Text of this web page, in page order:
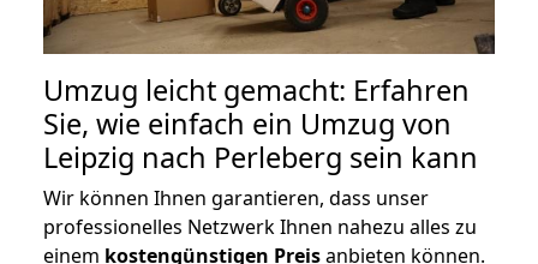
Umzug leicht gemacht: Erfahren
Sie, wie einfach ein Umzug von
Leipzig nach Perleberg sein kann
Wir können Ihnen garantieren, dass unser
professionelles Netzwerk Ihnen nahezu alles zu
einem kostengünstigen Preisanbieten können.